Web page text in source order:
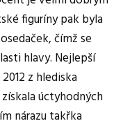
figuríny pak byla
čímž se
hlavy. Nejlepší
z hlediska
úctyhodných
nárazu takřka